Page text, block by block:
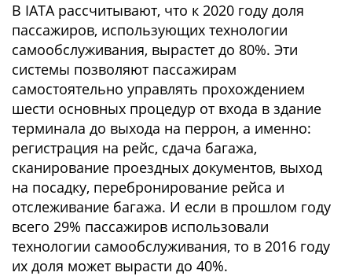
В IATA рассчитывают, что к 2020 году доля
пассажиров, использующих технологии
самообслуживания, вырастет до 80%. Эти
системы позволяют пассажирам
самостоятельно управлять прохождением
шести основных процедур от входа в здание
терминала до выхода на перрон, а именно:
регистрация на рейс, сдача багажа,
сканирование проездных документов, выход
на посадку, перебронирование рейса и
отслеживание багажа. И если в прошлом году
всего 29% пассажиров использовали
технологии самообслуживания, то в 2016 году
их доля может вырасти до 40%.